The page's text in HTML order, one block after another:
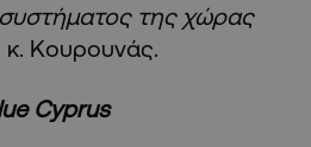
της χώρας
κ. Κουρουνάς.
Cyprus